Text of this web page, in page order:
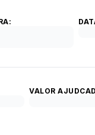
VALOR